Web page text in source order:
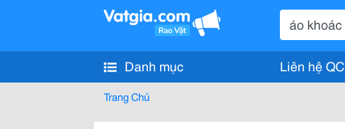
Danh mục Liên hệ QC
Trang Chủ